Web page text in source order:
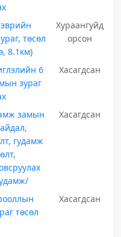
төсөл
8.1км)
Хураангуйд
орсон
6
зураг
Хасагдсан
замын
гудамж
Хасагдсан
төсөл
Хасагдсан